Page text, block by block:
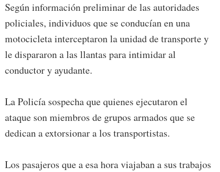
Según información preliminar de las autoridades
policiales, individuos que se conducían en una
motocicleta interceptaron la unidad de transporte y
le dispararon a las llantas para intimidar al
conductor y ayudante.
La Policía sospecha que quienes ejecutaron el
ataque son miembros de grupos armados que se
dedican a extorsionar a los transportistas.
Los pasajeros que a esa hora viajaban a sus trabajos